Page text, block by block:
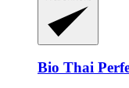
Bio Thai